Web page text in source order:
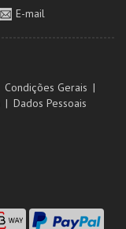
E-mail
Condições Gerais
Dados Pessoais